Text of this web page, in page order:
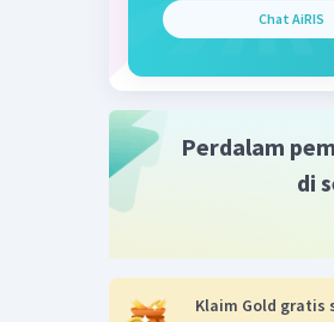
Chat AiRIS
Perdalam
di
Klaim Gold gratis